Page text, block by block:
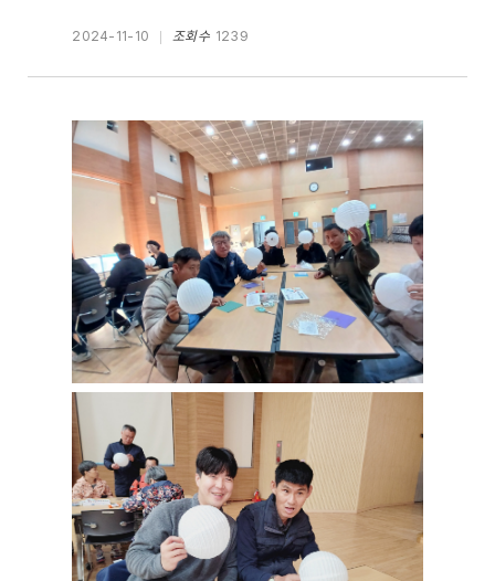
2024-11-10 조회수 1239